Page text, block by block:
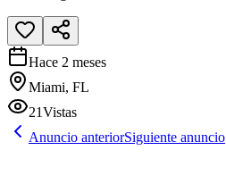
Hace 2 meses
Miami, FL
21Vistas
Anuncio anteriorSiguiente anuncio